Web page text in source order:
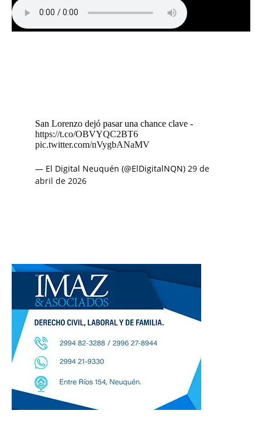
San Lorenzo dejó pasar una chance clave -
https://t.co/OBVYQC2BT6
pic.twitter.com/nVygbANaMV
— El Digital Neuquén (@ElDigitalNQN) 29 de
abril de 2026